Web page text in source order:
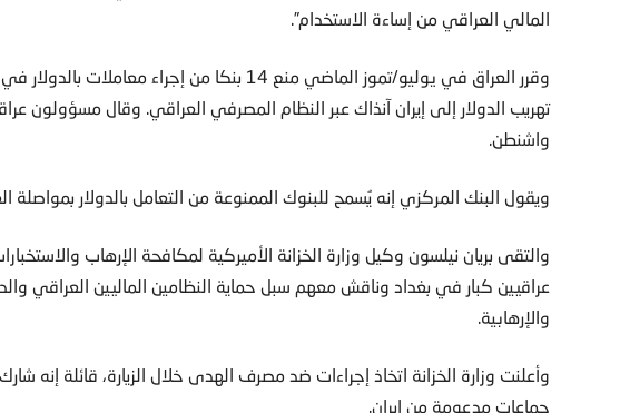
المالي العراقي من إساءة الاستخدام”.
وقرر العراق في يوليو/تموز الماضي منع 14 بنكا من
تهريب الدولار إلى إيران آنذاك عبر النظام المصرفي العراقي. وقال مسؤولون
واشنطن.
ويقول البنك المركزي إنه يُسمح للبنوك الممنوعة من التعامل بالدولار بمواصلة
والتقى بريان نيلسون وكيل وزارة الخزانة الأميركية لمكافحة الإرهاب
عراقيين كبار في بغداد وناقش معهم سبل حماية النظامين الماليين العراقي
والإرهابية.
وأعلنت وزارة الخزانة اتخاذ إجراءات ضد مصرف الهدى خلال الزيارة، قائلة إنه
جماعات مدعومة من إيران.